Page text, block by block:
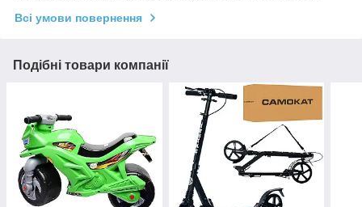
Всі умови повернення
Подібні товари компанії